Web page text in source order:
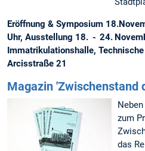
Eröffnung & Symposium
Uhr, Ausstellung 18. - 24.
Immatrikulationshalle,
Arcisstraße 21
Magazin 'Zwischenstand
zum
das